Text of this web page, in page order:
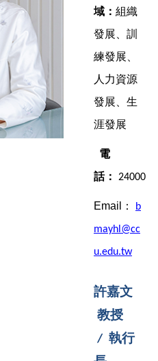
域： 組織
發展、訓
練發展、
人力資源
發展、生
涯發展
電
話：
24000
Email： b
mayhl@cc
u.edu.tw
許嘉文
教授
/ 執行